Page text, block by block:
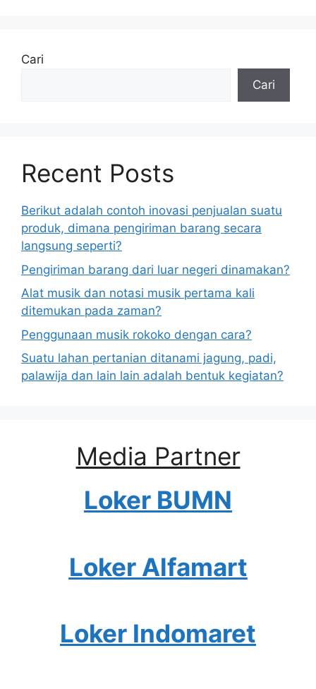
Cari
Cari
Recent Posts
Berikut adalah contoh inovasi penjualan suatu
produk, dimana pengiriman barang secara
langsung seperti?
Pengiriman barang dari luar negeri dinamakan?
Alat musik dan notasi musik pertama kali
ditemukan pada zaman?
Penggunaan musik rokoko dengan cara?
Suatu lahan pertanian ditanami jagung, padi,
palawija dan lain lain adalah bentuk kegiatan?
Media Partner
Loker BUMN
Loker Alfamart
Loker Indomaret